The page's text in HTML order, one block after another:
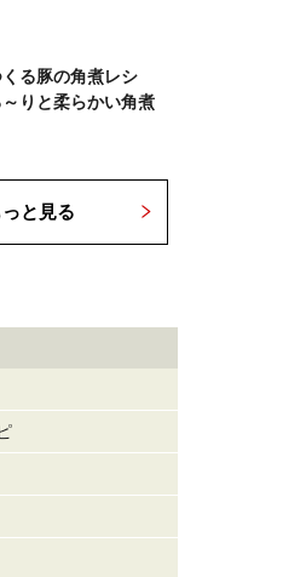
る豚の角煮レシ
りと柔らかい角煮
と見る